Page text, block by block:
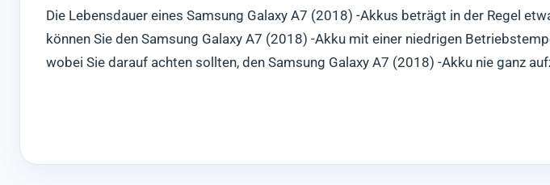
Die Lebensdauer eines Samsung Galaxy A7 (2018) -Akkus beträgt in der Regel
können Sie den Samsung Galaxy A7 (2018) -Akku mit einer niedrigen
wobei Sie darauf achten sollten, den Samsung Galaxy A7 (2018) -Akku nie ganz